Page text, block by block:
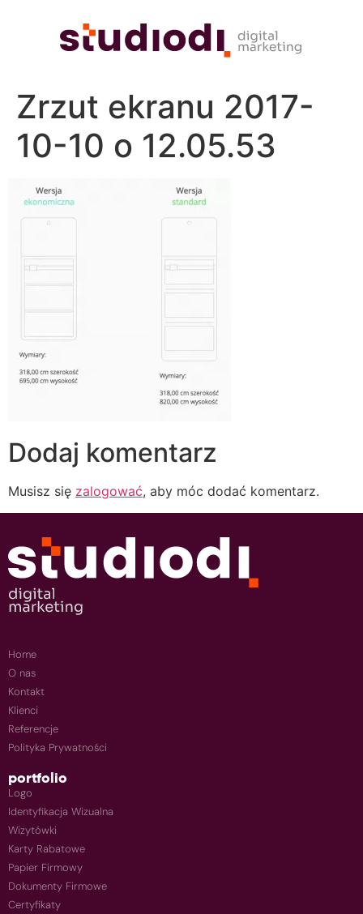
Zrzut ekranu 2017-
10-10 o 12.05.53
Dodaj komentarz
Musisz się zalogować, aby móc dodać komentarz.
Home
O nas
Kontakt
Klienci
Referencje
Polityka Prywatności
portfolio
Logo
Identyfikacja Wizualna
Wizytówki
Karty Rabatowe
Papier Firmowy
Dokumenty Firmowe
Certyfikaty